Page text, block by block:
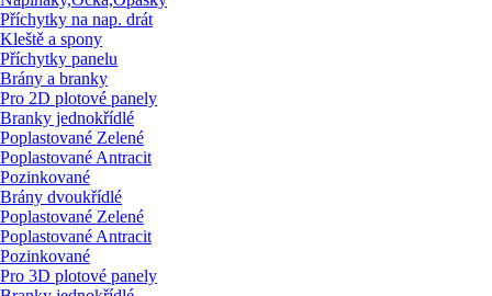
Příchytky na nap. drát
Kleště a spony
Příchytky panelu
Brány a branky
Pro 2D plotové panely
Branky jednokřídlé
Poplastované Zelené
Poplastované Antracit
Pozinkované
Brány dvoukřídlé
Poplastované Zelené
Poplastované Antracit
Pozinkované
Pro 3D plotové panely